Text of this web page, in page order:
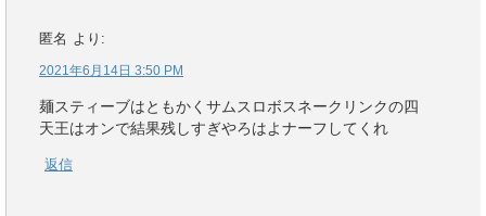
匿名 より:
2021年6月14日 3:50 PM
麺スティーブはともかくサムスロボスネークリンクの四
天王はオンで結果残しすぎやろはよナーフしてくれ
返信